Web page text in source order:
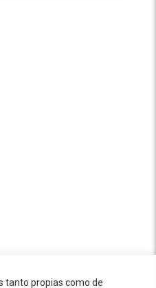
tanto propias como de